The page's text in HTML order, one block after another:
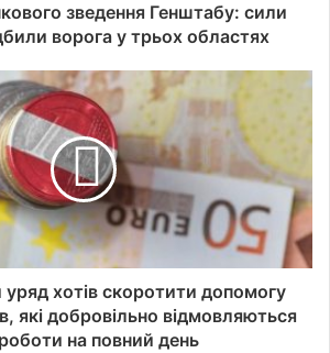
зведення Генштабу: сили
ворога у трьох областях
уряд хотів скоротити допомогу
які добровільно відмовляються
роботи на повний день